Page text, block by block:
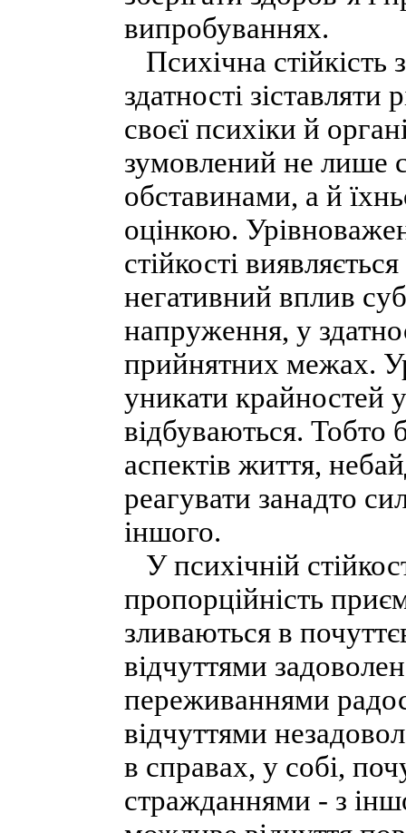
випробуваннях.
Психічна стійкість
здатності
своєї психіки й
зумовлений не лише
обставинами, а й
оцінкою.
стійкості
негативний вплив
напруження, у
прийнятних межах.
уникати крайностей
відбуваються. Тобто
аспектів життя,
реагувати занадто
іншого.
У психічній
пропорційність
зливаються в
відчуттями
переживаннями
відчуттями
в справах, у собі,
стражданнями - з